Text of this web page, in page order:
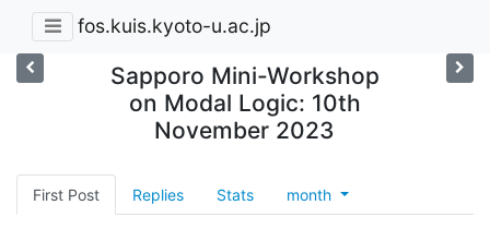
fos.kuis.kyoto-u.ac.jp
Sapporo Mini-Workshop
on Modal Logic: 10th
November 2023
First Post Replies Stats month